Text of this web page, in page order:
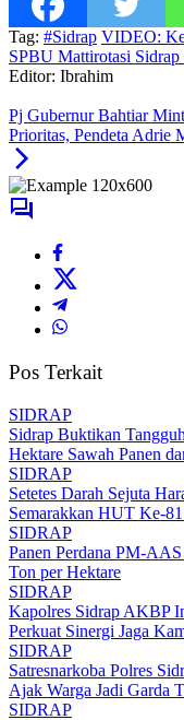
Tag: #Sidrap VIDEO:
SPBU Mattirotasi Sidrap
Editor: Ibrahim
Pj Gubernur Bahtiar
Prioritas, Pendeta Adrie
Pos Terkait
SIDRAP
Sidrap Buktikan
Hektare Sawah Panen
SIDRAP
Setetes Darah Sejuta
Semarakkan HUT Ke-
SIDRAP
Panen Perdana PM-
Ton per Hektare
SIDRAP
Kapolres Sidrap AKBP
Perkuat Sinergi Jaga
SIDRAP
Satresnarkoba Polres
Ajak Warga Jadi Garda
SIDRAP